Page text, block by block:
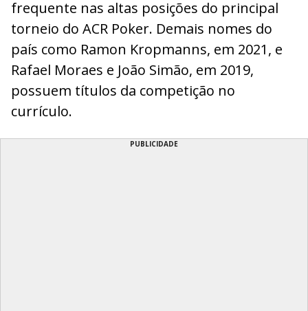
frequente nas altas posições do principal
torneio do ACR Poker. Demais nomes do
país como Ramon Kropmanns, em 2021, e
Rafael Moraes e João Simão, em 2019,
possuem títulos da competição no
currículo.
PUBLICIDADE